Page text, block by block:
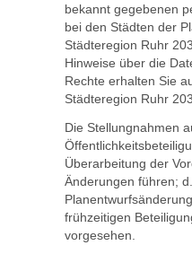
bekannt gegebenen
bei den Städten der
Städteregion Ruhr
Hinweise über die
Rechte erhalten Sie
Städteregion Ruhr
Die Stellungnahmen
Überarbeitung der
Änderungen führen;
frühzeitigen
vorgesehen.